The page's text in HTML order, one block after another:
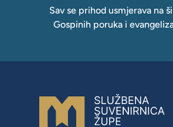
Sav se prihod usmjerava na
Gospinih poruka i